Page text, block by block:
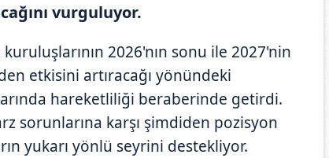
vurguluyor.
2026'nın sonu ile 2027'nin
etkisini artıracağı yönündeki
hareketliliği beraberinde getirdi.
sorunlarına karşı şimdiden pozisyon
yukarı yönlü seyrini destekliyor.